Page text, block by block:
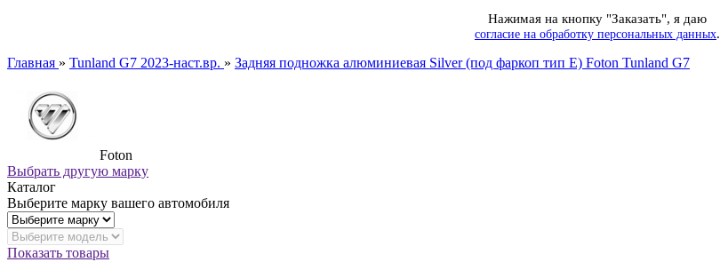
Нажимая на кнопку "Заказать", я даю
согласие на обработку персональных данных.
Главная » Tunland G7 2023-наст.вр. » Задняя подножка алюминиевая Silver (под фаркоп тип Е) Foton Tunland G7
Foton
Выбрать другую марку
Каталог
Выберите марку вашего автомобиля
Показать товары